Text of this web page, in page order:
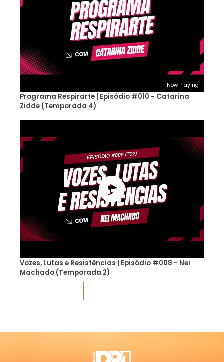
Now Playing
Programa Respirarte | Episódio #010 - Catarina
Zidde (Temporada 4)
Vozes, Lutas e Resistências | Episódio #008 - Nei
Machado (Temporada 2)